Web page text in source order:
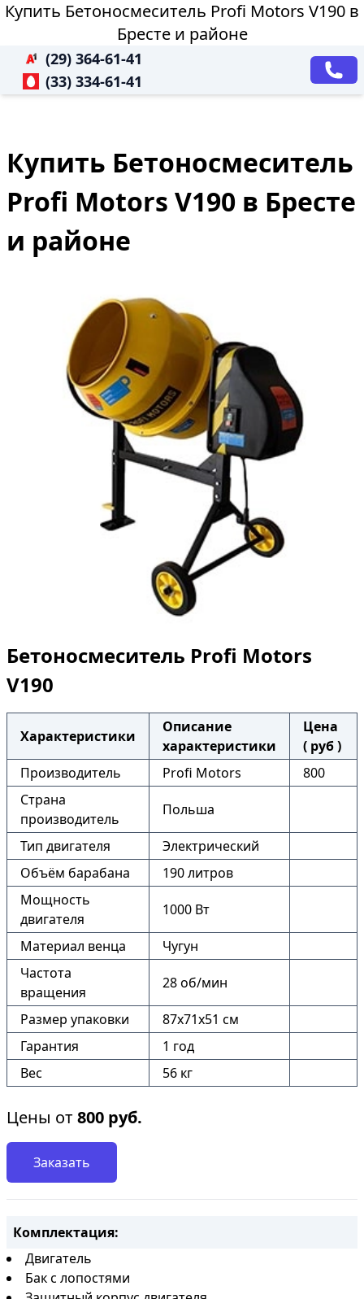
Купить Бетоносмеситель Profi Motors V190 в
Бресте и районе
(29) 364-61-41
(33) 334-61-41
Купить Бетоносмеситель
Profi Motors V190 в Бресте
и районе
Бетоносмеситель Profi Motors
V190
Характеристики
Описание
характеристики
Цена
( руб )
Производитель
Profi Motors
800
Страна
производитель
Польша
Тип двигателя
Электрический
Объём барабана
190 литров
Мощность
двигателя
1000 Вт
Материал венца
Чугун
Частота
вращения
28 об/мин
Размер упаковки
87х71х51 см
Гарантия
1 год
Вес
56 кг
Цены от800 руб.
Заказать
Комплектация:
Двигатель
Бак с лопостями